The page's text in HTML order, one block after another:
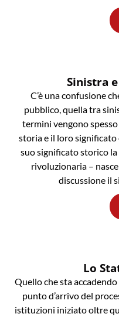
Sinistra
C’è una confusione
pubblico, quella tra
termini vengono
storia e il loro
suo significato storico
rivoluzionaria –
discussione il
Lo
Quello che sta
punto d’arrivo del
istituzioni iniziato oltre